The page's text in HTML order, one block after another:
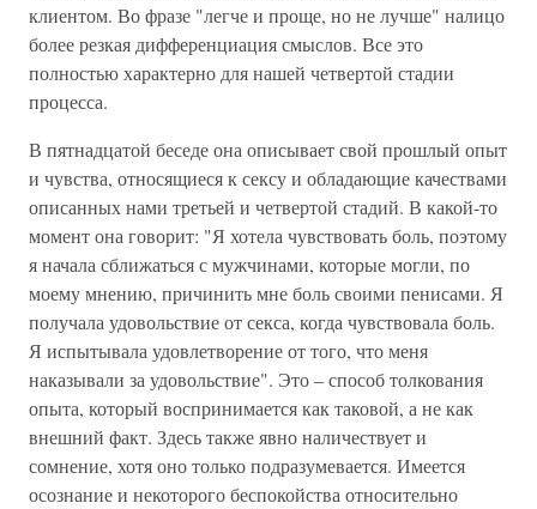
клиентом. Во фразе "легче и проще, но не лучше" налицо
более резкая дифференциация смыслов. Все это
полностью характерно для нашей четвертой стадии
процесса.
В пятнадцатой беседе она описывает свой прошлый опыт
и чувства, относящиеся к сексу и обладающие качествами
описанных нами третьей и четвертой стадий. В какой-то
момент она говорит: "Я хотела чувствовать боль, поэтому
я начала сближаться с мужчинами, которые могли, по
моему мнению, причинить мне боль своими пенисами. Я
получала удовольствие от секса, когда чувствовала боль.
Я испытывала удовлетворение от того, что меня
наказывали за удовольствие". Это – способ толкования
опыта, который воспринимается как таковой, а не как
внешний факт. Здесь также явно наличествует и
сомнение, хотя оно только подразумевается. Имеется
осознание и некоторого беспокойства относительно